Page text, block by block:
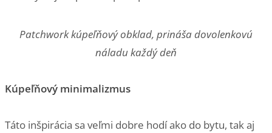
Patchwork kúpeľňový obklad, prináša dovolenkovú
náladu každý deň
Kúpeľňový minimalizmus
Táto inšpirácia sa veľmi dobre hodí ako do bytu, tak aj